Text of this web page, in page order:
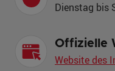
Dienstag bis
Offizielle
Website des